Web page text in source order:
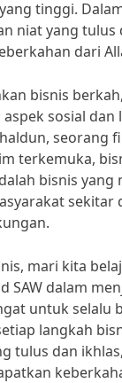
tinggi.
niat yang tulus
dari
bisnis
sosial dan
seorang
terkemuka,
bisnis yang
sekitar
mari kita
SAW dalam
untuk selalu
langkah
tulus dan